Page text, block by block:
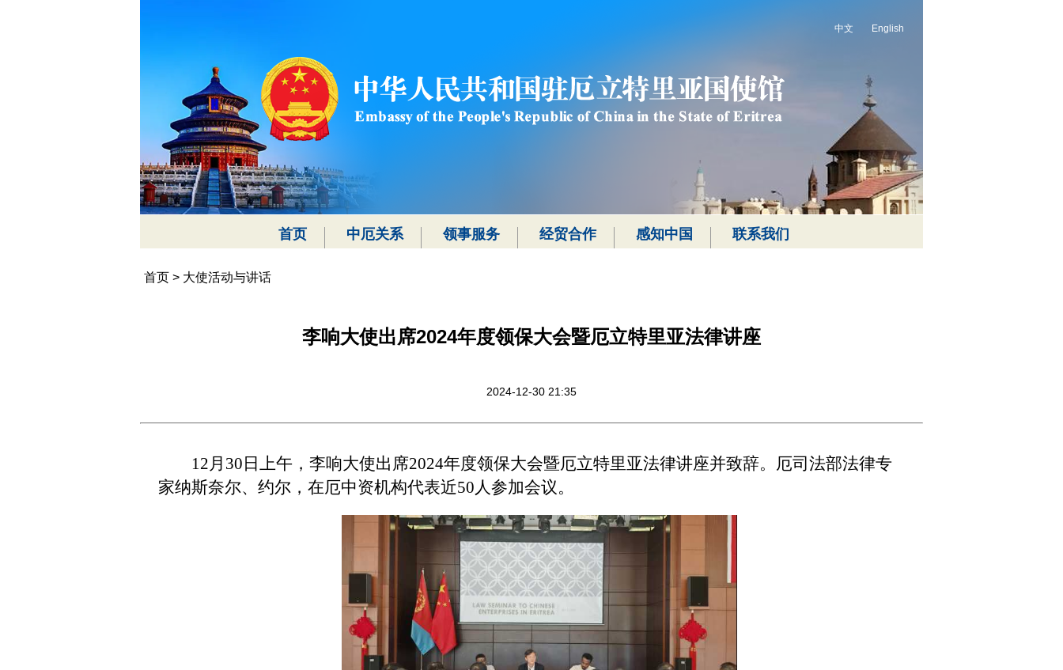
中文 English
首页 中厄关系 领事服务 经贸合作 感知中国 联系我们
首页 > 大使活动与讲话
李响大使出席2024年度领保大会暨厄立特里亚法律讲座
2024-12-30 21:35
12月30日上午，李响大使出席2024年度领保大会暨厄立特里亚法律讲座并致辞。厄司法部法律专
家纳斯奈尔、约尔，在厄中资机构代表近50人参加会议。